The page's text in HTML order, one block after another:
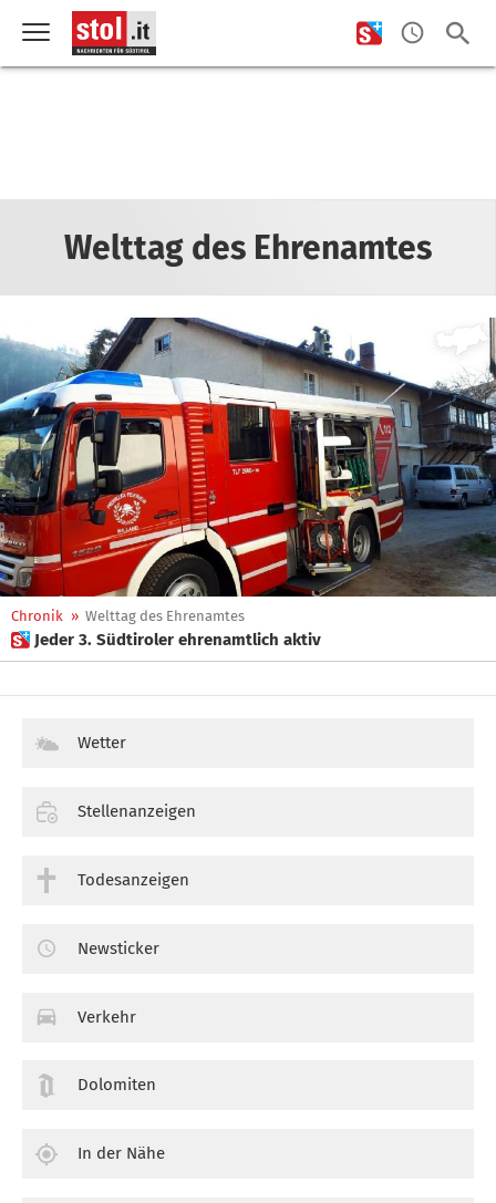
Welttag des Ehrenamtes
Chronik » Welttag des Ehrenamtes
 Jeder 3. Südtiroler ehrenamtlich aktiv
Wetter
Stellenanzeigen
Todesanzeigen
Newsticker
Verkehr
Dolomiten
In der Nähe